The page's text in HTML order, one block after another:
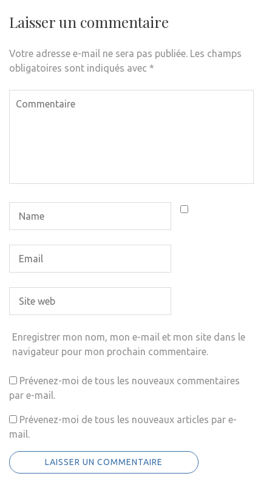
Laisser un commentaire
Votre adresse e-mail ne sera pas publiée. Les champs
obligatoires sont indiqués avec *
Enregistrer mon nom, mon e-mail et mon site dans le
navigateur pour mon prochain commentaire.
Prévenez-moi de tous les nouveaux commentaires
par e-mail.
Prévenez-moi de tous les nouveaux articles par e-
mail.